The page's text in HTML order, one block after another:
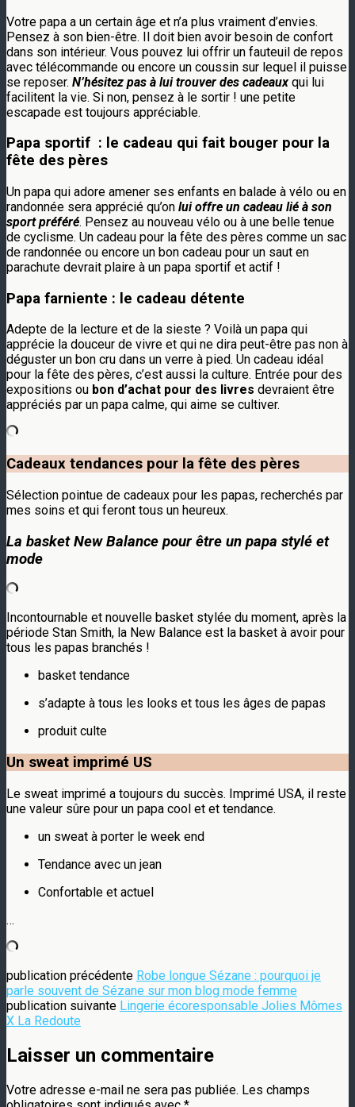
Votre papa a un certain âge et n’a plus vraiment d’envies.
Pensez à son bien-être. Il doit bien avoir besoin de confort
dans son intérieur. Vous pouvez lui offrir un fauteuil de repos
avec télécommande ou encore un coussin sur lequel il puisse
se reposer. N’hésitez pas à lui trouver des cadeaux qui lui
facilitent la vie. Si non, pensez à le sortir ! une petite
escapade est toujours appréciable.
Papa sportif : le cadeau qui fait bouger pour la
fête des pères
Un papa qui adore amener ses enfants en balade à vélo ou en
randonnée sera apprécié qu’on lui offre un cadeau lié à son
sport préféré. Pensez au nouveau vélo ou à une belle tenue
de cyclisme. Un cadeau pour la fête des pères comme un sac
de randonnée ou encore un bon cadeau pour un saut en
parachute devrait plaire à un papa sportif et actif !
Papa farniente : le cadeau détente
Adepte de la lecture et de la sieste ? Voilà un papa qui
apprécie la douceur de vivre et qui ne dira peut-être pas non à
déguster un bon cru dans un verre à pied. Un cadeau idéal
pour la fête des pères, c’est aussi la culture. Entrée pour des
expositions ou bon d’achat pour des livres devraient être
appréciés par un papa calme, qui aime se cultiver.
Cadeaux tendances pour la fête des pères
Sélection pointue de cadeaux pour les papas, recherchés par
mes soins et qui feront tous un heureux.
La basket New Balance pour être un papa stylé et
mode
Incontournable et nouvelle basket stylée du moment, après la
période Stan Smith, la New Balance est la basket à avoir pour
tous les papas branchés !
basket tendance
s’adapte à tous les looks et tous les âges de papas
produit culte
Un sweat imprimé US
Le sweat imprimé a toujours du succès. Imprimé USA, il reste
une valeur sûre pour un papa cool et et tendance.
un sweat à porter le week end
Tendance avec un jean
Confortable et actuel
…
publication précédente Robe longue Sézane : pourquoi je
parle souvent de Sézane sur mon blog mode femme
publication suivante Lingerie écoresponsable Jolies Mômes
X La Redoute
Laisser un commentaire
Votre adresse e-mail ne sera pas publiée. Les champs